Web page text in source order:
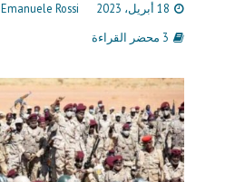
18 أبريل، 2023
Emanuele Rossi
3 محضر القراءة